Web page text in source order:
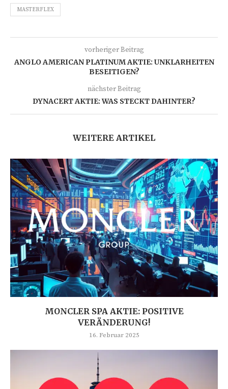
MASTERFLEX
vorheriger Beitrag
ANGLO AMERICAN PLATINUM AKTIE: UNKLARHEITEN
BESEITIGEN?
nächster Beitrag
DYNACERT AKTIE: WAS STECKT DAHINTER?
WEITERE ARTIKEL
MONCLER SPA AKTIE: POSITIVE
VERÄNDERUNG!
16. Februar 2025